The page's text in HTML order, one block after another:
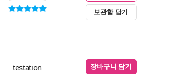
보관함 담기
testation 장바구니 담기